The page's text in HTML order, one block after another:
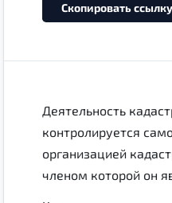
Скопировать ссылку
Деятельность
контролируется
организацией
членом которой он